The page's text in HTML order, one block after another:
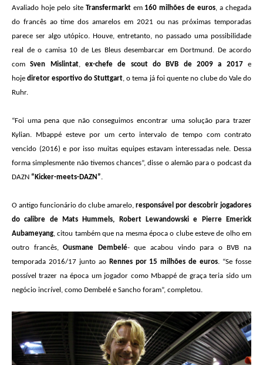
Avaliado hoje pelo site Transfermarktem 160 milhões de euros, a chegada
do francês ao time dos amarelos em 2021 ou nas próximas temporadas
parece ser algo utópico. Houve, entretanto, no passado uma possibilidade
real de o camisa 10 de Les Bleus desembarcar em Dortmund. De acordo
comSven Mislintat,ex-chefe de scout do BVB de 2009 a 2017e
hojediretor esportivo do Stuttgart, o tema já foi quente no clube do Vale do
Ruhr.
“Foi uma pena que não conseguimos encontrar uma solução para trazer
Kylian. Mbappé esteve por um certo intervalo de tempo com contrato
vencido (2016) e por isso muitas equipes estavam interessadas nele. Dessa
forma simplesmente não tivemos chances”, disse o alemão para o podcast da
DAZN “Kicker-meets-DAZN”.
O antigo funcionário do clube amarelo, responsável por descobrir jogadores
do calibre de Mats Hummels, Robert Lewandowski e Pierre Emerick
Aubameyang, citou também que na mesma época o clube esteve de olho em
outro francês,Ousmane Dembelé- que acabou vindo para o BVB na
temporada 2016/17 junto ao Rennes por 15 milhões de euros. “Se fosse
possível trazer na época um jogador como Mbappé de graça teria sido um
negócio incrível, como Dembelé e Sancho foram”, completou.